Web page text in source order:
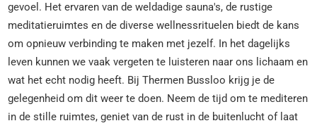
gevoel. Het ervaren van de weldadige sauna's, de rustige
meditatieruimtes en de diverse wellnessrituelen biedt de kans
om opnieuw verbinding te maken met jezelf. In het dagelijks
leven kunnen we vaak vergeten te luisteren naar ons lichaam en
wat het echt nodig heeft. Bij Thermen Bussloo krijg je de
gelegenheid om dit weer te doen. Neem de tijd om te mediteren
in de stille ruimtes, geniet van de rust in de buitenlucht of laat